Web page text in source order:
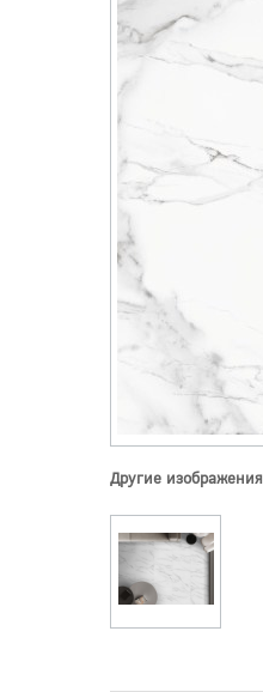
Другие изображения